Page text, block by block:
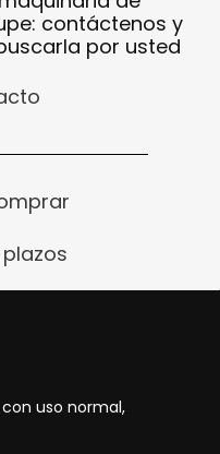
contáctenos y
por usted
uso normal,